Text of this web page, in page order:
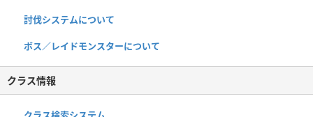
討伐システムについて
ボス／レイドモンスターについて
クラス情報